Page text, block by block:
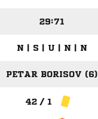
29:71
N | S | U | N | N
PETAR BORISOV (6)
42 / 1